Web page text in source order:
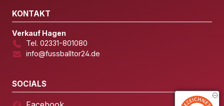
KONTAKT
Verkauf Hagen
Tel. 02331-801080
info@fussballtor24.de
SOCIALS